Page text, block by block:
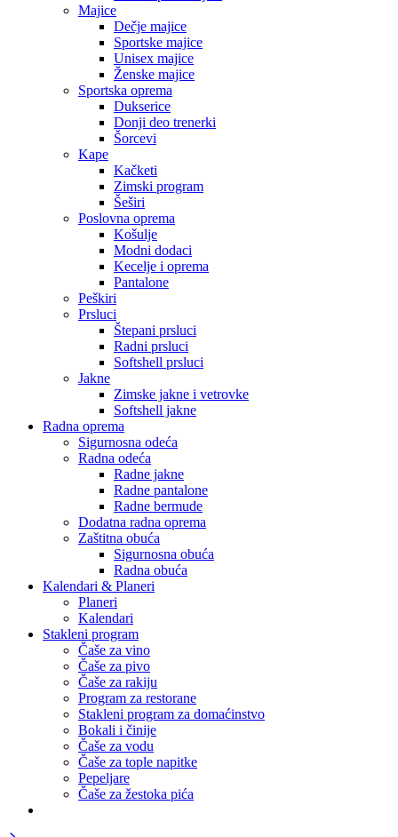
Majice
Dečje majice
Sportske majice
Unisex majice
Ženske majice
Sportska oprema
Dukserice
Donji deo trenerki
Šorcevi
Kape
Kačketi
Zimski program
Šeširi
Poslovna oprema
Košulje
Modni dodaci
Kecelje i oprema
Pantalone
Peškiri
Prsluci
Štepani prsluci
Radni prsluci
Softshell prsluci
Jakne
Zimske jakne i vetrovke
Softshell jakne
Radna oprema
Sigurnosna odeća
Radna odeća
Radne jakne
Radne pantalone
Radne bermude
Dodatna radna oprema
Zaštitna obuća
Sigurnosna obuća
Radna obuća
Kalendari & Planeri
Planeri
Kalendari
Stakleni program
Čaše za vino
Čaše za pivo
Čaše za rakiju
Program za restorane
Stakleni program za domaćinstvo
Bokali i činije
Čaše za vodu
Čaše za tople napitke
Pepeljare
Čaše za žestoka pića